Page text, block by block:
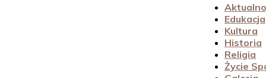
Edukacja
Kultura
Historia
Religia
Życie